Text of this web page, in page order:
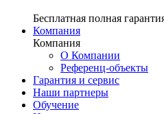
Бесплатная полная
Компания
Компания
О Компании
Референц-объекты
Гарантия и сервис
Наши партнеры
Обучение